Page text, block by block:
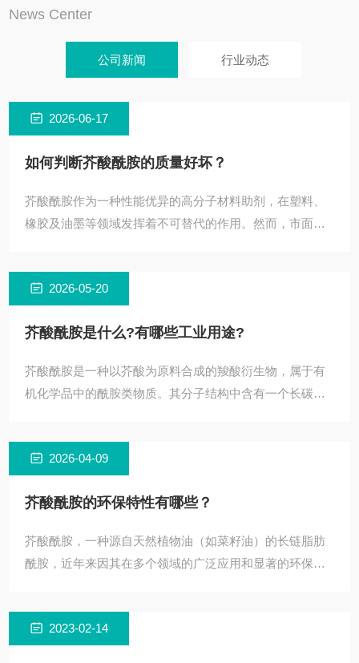
News Center
公司新闻 行业动态
2026-06-17
如何判断芥酸酰胺的质量好坏？
芥酸酰胺作为一种性能优异的高分子材料助剂，在塑料、
橡胶及油墨等领域发挥着不可替代的作用。然而，市面上
2026-05-20
芥酸酰胺是什么?有哪些工业用途?
芥酸酰胺是一种以芥酸为原料合成的羧酸衍生物，属于有
机化学品中的酰胺类物质。其分子结构中含有一个长碳链
2026-04-09
芥酸酰胺的环保特性有哪些？
芥酸酰胺，一种源自天然植物油（如菜籽油）的长链脂肪
酰胺，近年来因其在多个领域的广泛应用和显著的环保优
2023-02-14